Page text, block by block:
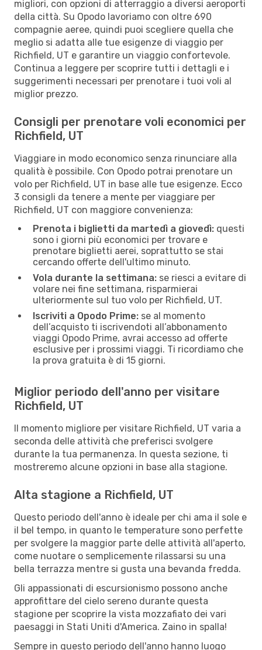
migliori, con opzioni di atterraggio a diversi aeroporti
della città. Su Opodo lavoriamo con oltre 690
compagnie aeree, quindi puoi scegliere quella che
meglio si adatta alle tue esigenze di viaggio per
Richfield, UT e garantire un viaggio confortevole.
Continua a leggere per scoprire tutti i dettagli e i
suggerimenti necessari per prenotare i tuoi voli al
miglior prezzo.
Consigli per prenotare voli economici per
Richfield, UT
Viaggiare in modo economico senza rinunciare alla
qualità è possibile. Con Opodo potrai prenotare un
volo per Richfield, UT in base alle tue esigenze. Ecco
3 consigli da tenere a mente per viaggiare per
Richfield, UT con maggiore convenienza:
Prenota i biglietti da martedì a giovedì: questi
sono i giorni più economici per trovare e
prenotare biglietti aerei, soprattutto se stai
cercando offerte dell'ultimo minuto.
Vola durante la settimana: se riesci a evitare di
volare nei fine settimana, risparmierai
ulteriormente sul tuo volo per Richfield, UT.
Iscriviti a Opodo Prime: se al momento
dell’acquisto ti iscrivendoti all’abbonamento
viaggi Opodo Prime, avrai accesso ad offerte
esclusive per i prossimi viaggi. Ti ricordiamo che
la prova gratuita è di 15 giorni.
Miglior periodo dell'anno per visitare
Richfield, UT
Il momento migliore per visitare Richfield, UT varia a
seconda delle attività che preferisci svolgere
durante la tua permanenza. In questa sezione, ti
mostreremo alcune opzioni in base alla stagione.
Alta stagione a Richfield, UT
Questo periodo dell'anno è ideale per chi ama il sole e
il bel tempo, in quanto le temperature sono perfette
per svolgere la maggior parte delle attività all'aperto,
come nuotare o semplicemente rilassarsi su una
bella terrazza mentre si gusta una bevanda fredda.
Gli appassionati di escursionismo possono anche
approfittare del cielo sereno durante questa
stagione per scoprire la vista mozzafiato dei vari
paesaggi in Stati Uniti d'America. Zaino in spalla!
Sempre in questo periodo dell'anno hanno luogo